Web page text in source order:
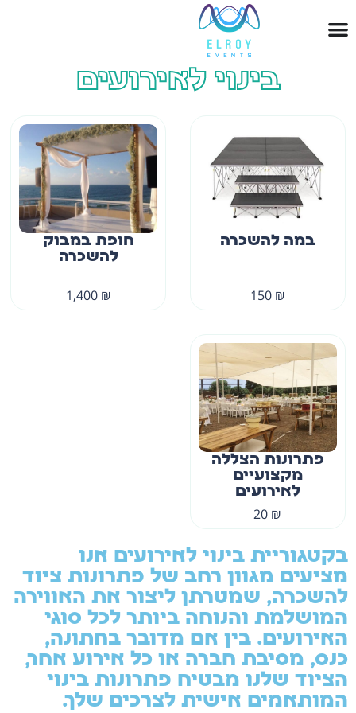
בינוי לאירועים
במה להשכרה
₪
150
חופת במבוק
להשכרה
₪
1,400
פתרונות הצללה
מקצועיים
לאירועים
₪
בקטגוריית בינוי לאירועים אנו
מציעים מגוון רחב של פתרונות ציוד
להשכרה, שמטרתן ליצור את האווירה
המושלמת והנוחה ביותר לכל סוגי
האירועים. בין אם מדובר בחתונה,
כנס, מסיבת חברה או כל אירוע אחר,
הציוד שלנו מבטיח פתרונות בינוי
המותאמים אישית לצרכים שלך.